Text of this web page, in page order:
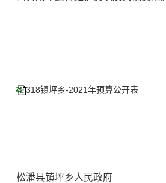
318镇坪乡-2021年预算公开表
松潘县镇坪乡人民政府